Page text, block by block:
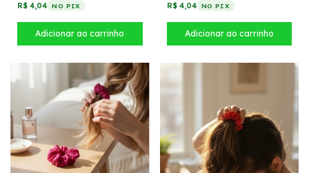
R$ 4,04 NO PIX R$ 4,04 NO PIX